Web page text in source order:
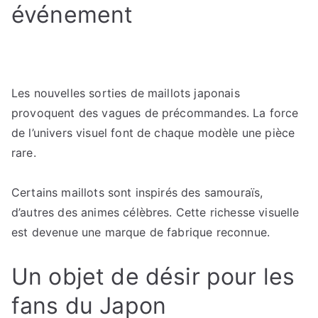
événement
Les nouvelles sorties de maillots japonais
provoquent des vagues de précommandes. La force
de l’univers visuel font de chaque modèle une pièce
rare.
Certains maillots sont inspirés des samouraïs,
d’autres des animes célèbres. Cette richesse visuelle
est devenue une marque de fabrique reconnue.
Un objet de désir pour les
fans du Japon